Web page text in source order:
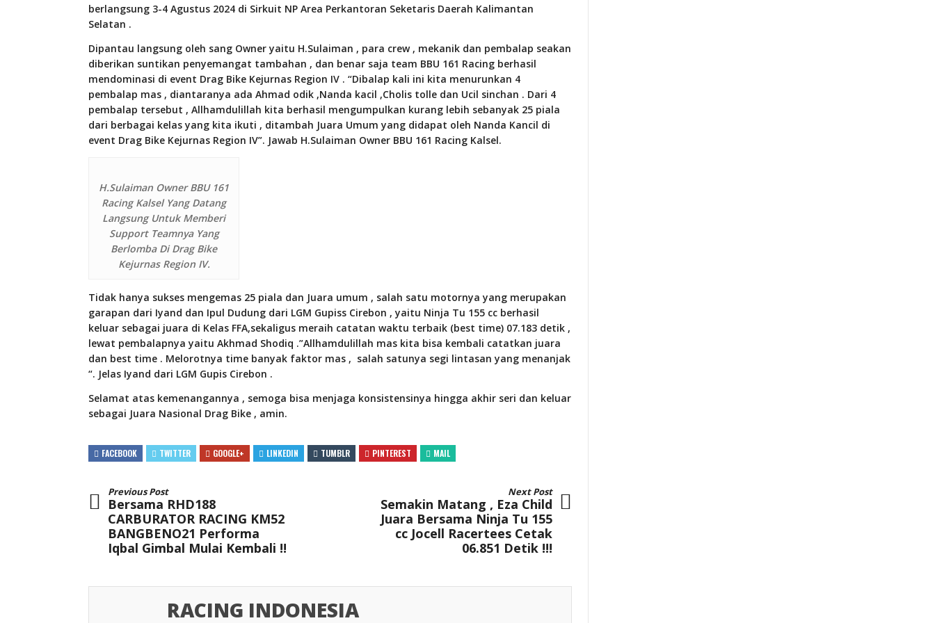
berlangsung 3-4 Agustus 2024 di Sirkuit NP Area Perkantoran Seketaris Daerah Kalimantan
Selatan .
Dipantau langsung oleh sang Owner yaitu H.Sulaiman , para crew , mekanik dan pembalap seakan
diberikan suntikan penyemangat tambahan , dan benar saja team BBU 161 Racing berhasil
mendominasi di event Drag Bike Kejurnas Region IV . “Dibalap kali ini kita menurunkan 4
pembalap mas , diantaranya ada Ahmad odik ,Nanda kacil ,Cholis tolle dan Ucil sinchan . Dari 4
pembalap tersebut , Allhamdulillah kita berhasil mengumpulkan kurang lebih sebanyak 25 piala
dari berbagai kelas yang kita ikuti , ditambah Juara Umum yang didapat oleh Nanda Kancil di
event Drag Bike Kejurnas Region IV”. Jawab H.Sulaiman Owner BBU 161 Racing Kalsel.
H.Sulaiman Owner BBU 161
Racing Kalsel Yang Datang
Langsung Untuk Memberi
Support Teamnya Yang
Berlomba Di Drag Bike
Kejurnas Region IV.
Tidak hanya sukses mengemas 25 piala dan Juara umum , salah satu motornya yang merupakan
garapan dari Iyand dan Ipul Dudung dari LGM Gupiss Cirebon , yaitu Ninja Tu 155 cc berhasil
keluar sebagai juara di Kelas FFA,sekaligus meraih catatan waktu terbaik (best time) 07.183 detik ,
lewat pembalapnya yaitu Akhmad Shodiq .”Allhamdulillah mas kita bisa kembali catatkan juara
dan best time . Melorotnya time banyak faktor mas , salah satunya segi lintasan yang menanjak
“. Jelas Iyand dari LGM Gupis Cirebon .
Selamat atas kemenangannya , semoga bisa menjaga konsistensinya hingga akhir seri dan keluar
sebagai Juara Nasional Drag Bike , amin.
FACEBOOK TWITTER GOOGLE+ LINKEDIN TUMBLR PINTEREST MAIL
Previous Post
Bersama RHD188
CARBURATOR RACING KM52
BANGBENO21 Performa
Iqbal Gimbal Mulai Kembali !!
Next Post
Semakin Matang , Eza Child
Juara Bersama Ninja Tu 155
cc Jocell Racertees Cetak
06.851 Detik !!!
RACING INDONESIA